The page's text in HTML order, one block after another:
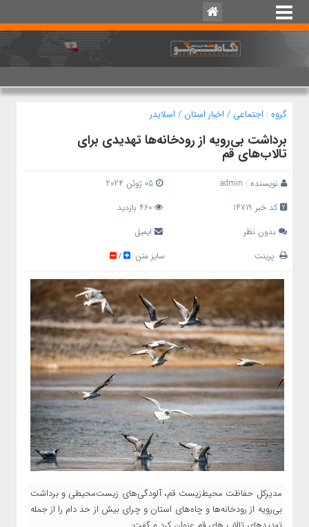
گروه : اجتماعی / اخبار استان / اسلایدر
برداشت بی‌رویه از رودخانه‌ها تهدیدی برای
تالاب‌های قم
نویسنده : admin
05 ژوئن 2024
کد خبر 14719
460 بازدید
بدون نظر
ایمیل
پرینت
سایز متن /
مدیرکل حفاظت محیط‌زیست قم، آلودگی‌های زیست‌محیطی و برداشت
بی‌رویه از رودخانه‌ها و چاه‌های استان و چرای بیش از حد دام را از جمله